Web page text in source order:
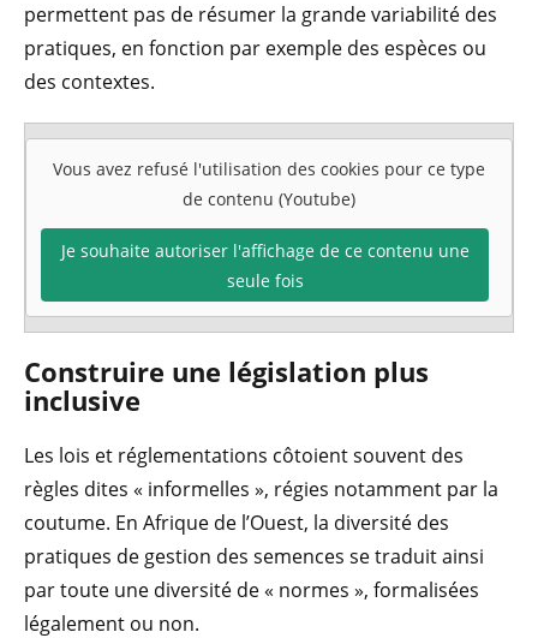
permettent pas de résumer la grande variabilité des
pratiques, en fonction par exemple des espèces ou
des contextes.
Vous avez refusé l'utilisation des cookies pour ce type
de contenu (Youtube)
Je souhaite autoriser l'affichage de ce contenu une
seule fois
Construire une législation plus
inclusive
Les lois et réglementations côtoient souvent des
règles dites « informelles », régies notamment par la
coutume. En Afrique de l’Ouest, la diversité des
pratiques de gestion des semences se traduit ainsi
par toute une diversité de « normes », formalisées
légalement ou non.